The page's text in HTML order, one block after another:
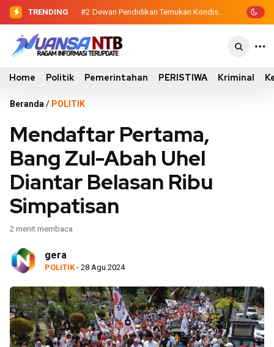
TRENDING #2 Dewan Pendidikan Temukan
Kondisi 305 Siswa SDN Kanar Belajar di
#3 Sinergi Eksekutif-Legislatif, Wabup
Ansori Serahkan Tujuh Kontainer
Home Politik Pemerintahan PERISTIWA Kriminal
Beranda / POLITIK
Mendaftar Pertama,
Bang Zul-Abah Uhel
Diantar Belasan Ribu
Simpatisan
2 menit membaca
gera
POLITIK - 28 Agu 2024